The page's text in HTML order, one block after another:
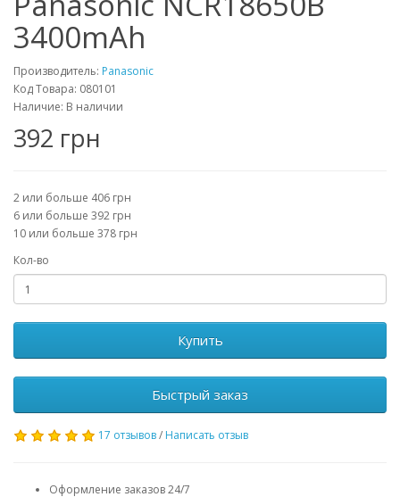
3400mAh
Производитель: Panasonic
Код Товара: 080101
Наличие: В наличии
392 грн
2 или больше 406 грн
6 или больше 392 грн
10 или больше 378 грн
Кол-во
Купить
Быстрый заказ
17 отзывов/ Написать отзыв
Оформление заказов 24/7